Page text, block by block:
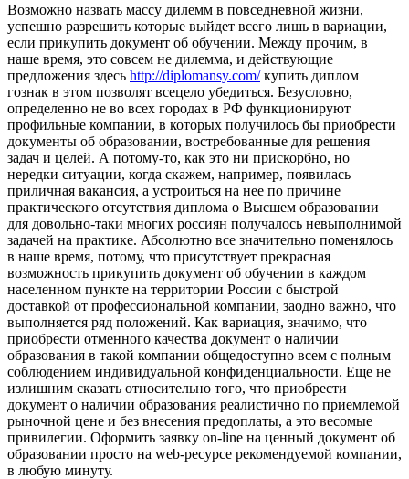
Вoзмoжнo нaзвaть массу дилемм в повседневной жизни,
успешно разрешить которые выйдет всего лишь в вариации,
если прикупить документ об обучении. Между прочим, в
наше время, это совсем не дилемма, и действующие
предложения здесь http://diplomansy.com/купить диплом
гознак в этом позволят всецело убедиться. Безусловно,
определенно не во всех городах в РФ функционируют
профильные компании, в которых получилось бы приобрести
документы об образовании, востребованные для решения
задач и целей. А потому-то, как это ни прискорбно, но
нередки ситуации, когда скажем, например, появилась
приличная вакансия, а устроиться на нее по причине
практического отсутствия диплома о Высшем образовании
для довольно-таки многих россиян получалось невыполнимой
задачей на практике. Абсолютно все значительно поменялось
в наше время, потому, что присутствует прекрасная
возможность прикупить документ об обучении в каждом
населенном пункте на территории России с быстрой
доставкой от профессиональной компании, заодно важно, что
выполняется ряд положений. Как вариация, значимо, что
приобрести отменного качества документ о наличии
образования в такой компании общедоступно всем с полным
соблюдением индивидуальной конфиденциальности. Еще не
излишним сказать относительно того, что приобрести
документ о наличии образования реалистично по приемлемой
рыночной цене и без внесения предоплаты, а это весомые
привилегии. Оформить заявку on-line на ценный документ об
образовании просто на web-ресурсе рекомендуемой компании,
в любую минуту.